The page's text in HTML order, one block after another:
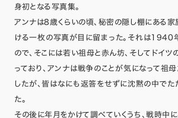
身初となる写真集。
アンナは8歳くらいの頃、秘密の隠し棚にある
ける一枚の写真が目に留まった。それは1940
ので、そこには若い祖母と赤ん坊、そしてドイ
っており、アンナは戦争のことが気になって祖
したが、皆はなにも返答をせずに沈黙の中でた
た。
その後に年月をかけて調べていくうち、戦時中